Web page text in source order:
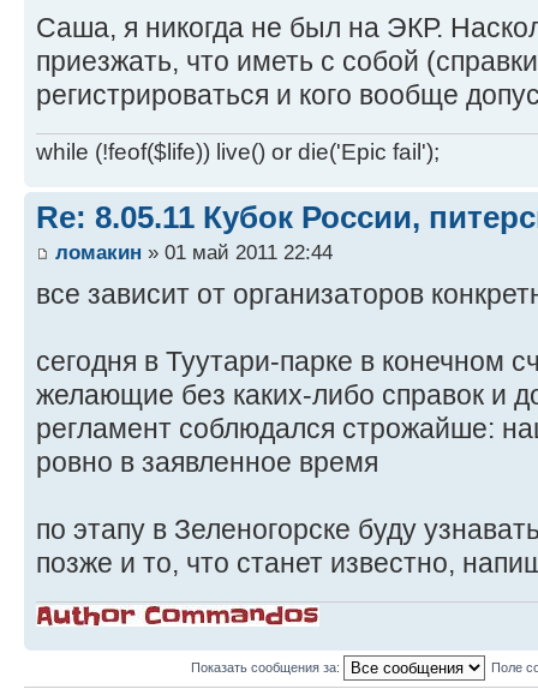
Саша, я никогда не был на ЭКР.
приезжать, что иметь с собой
регистрироваться и кого вообще
while (!feof($life)) live() or die('Epic fail');
Re: 8.05.11 Кубок России,
ломакин » 01 май 2011 22:44
все зависит от организаторов
сегодня в Туутари-парке в конечном
желающие без каких-либо справок и
регламент соблюдался строжайше:
ровно в заявленное время
по этапу в Зеленогорске буду
позже и то, что станет известно,
Показать сообщения за: Поле